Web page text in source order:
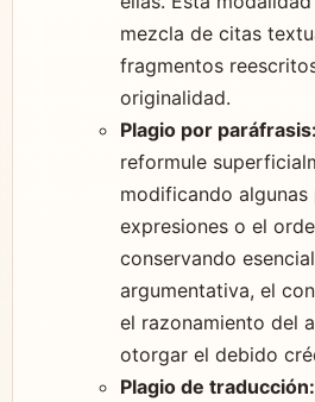
mezcla de citas
fragmentos
originalidad.
Plagio por paráfrasis:
reformule
modificando algunas
expresiones o el
conservando
argumentativa, el
el razonamiento del
otorgar el debido
Plagio de traducción: